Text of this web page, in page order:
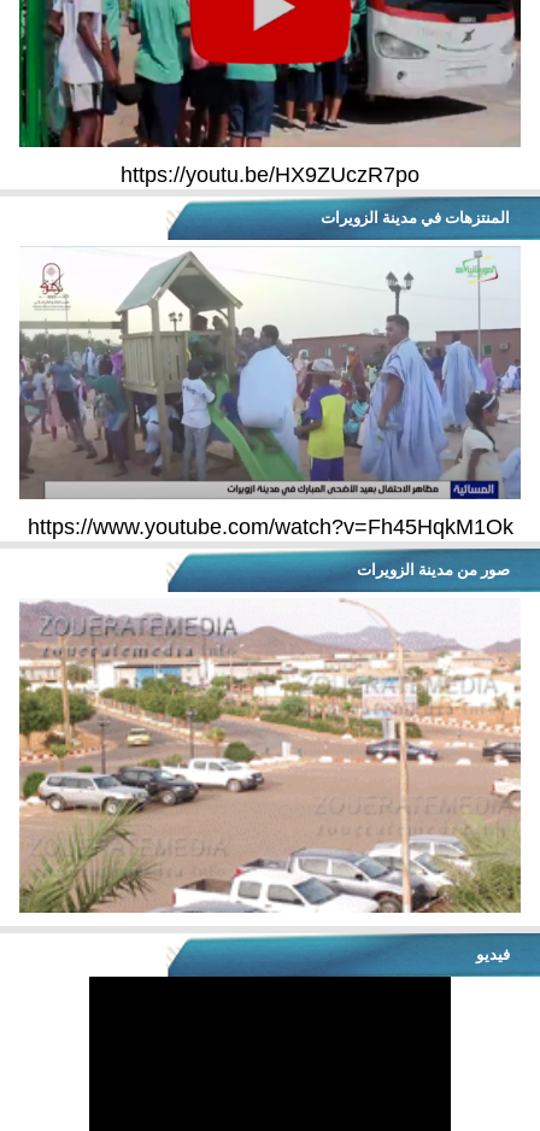
https://youtu.be/HX9ZUczR7po
المنتزهات في مدينة الزويرات
https://www.youtube.com/watch?v=Fh45HqkM1Ok
صور من مدينة الزويرات
فيديو